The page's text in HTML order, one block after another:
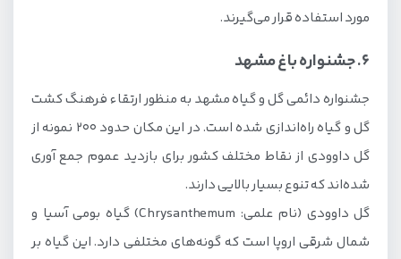
مورد استفاده قرار می‌گیرند.
6. جشنواره باغ مشهد
جشنواره دائمی گل و گیاه مشهد به منظور ارتقاء فرهنگ کشت
گل و گیاه راه‌اندازی شده است. در این مکان حدود 200 نمونه از
گل داوودی از نقاط مختلف کشور برای بازدید عموم جمع آوری
شده‌اند که تنوع بسیار بالایی دارند.
گل داوودی (نام علمی: Chrysanthemum) گیاه بومی آسیا و
شمال شرقی اروپا است که گونه‌های مختلفی دارد. این گیاه بر